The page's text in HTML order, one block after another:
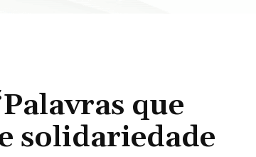
que
solidariedade